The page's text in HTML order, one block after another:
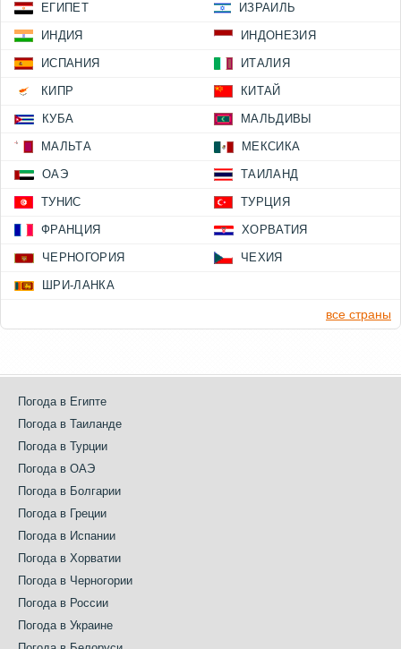
ЕГИПЕТ ИЗРАИЛЬ
ИНДИЯ ИНДОНЕЗИЯ
ИСПАНИЯ ИТАЛИЯ
КИПР КИТАЙ
КУБА МАЛЬДИВЫ
МАЛЬТА МЕКСИКА
ОАЭ ТАИЛАНД
ТУНИС ТУРЦИЯ
ФРАНЦИЯ ХОРВАТИЯ
ЧЕРНОГОРИЯ ЧЕХИЯ
ШРИ-ЛАНКА
все страны
Погода в Египте
Погода в Таиланде
Погода в Турции
Погода в ОАЭ
Погода в Болгарии
Погода в Греции
Погода в Испании
Погода в Хорватии
Погода в Черногории
Погода в России
Погода в Украине